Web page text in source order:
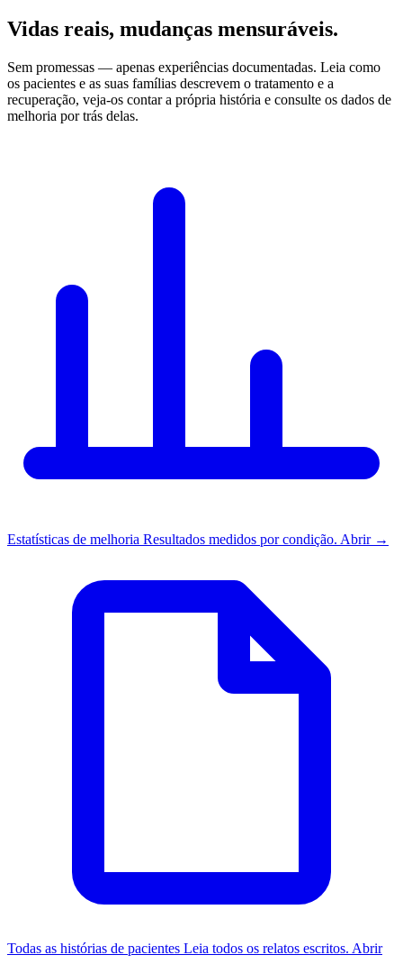
Vidas reais, mudanças mensuráveis.
Sem promessas — apenas experiências documentadas. Leia como
os pacientes e as suas famílias descrevem o tratamento e a
recuperação, veja-os contar a própria história e consulte os dados de
melhoria por trás delas.
Estatísticas de melhoria Resultados medidos por condição. Abrir →
Todas as histórias de pacientes Leia todos os relatos escritos. Abrir